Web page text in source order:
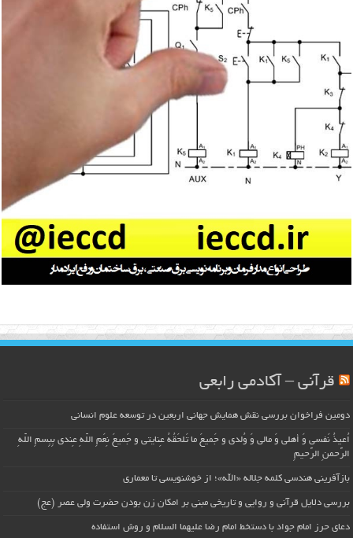
قرآنی – آکادمی رابعی
دومین فراخوان بررسی نقش همایش جهانی اربعین در توسعه علوم انسانی
اُعیذُ نَفسی وَ أهلی وَ مالی وَ وُلدی و جَمیعَ ما تَلحَقُهُ عِنایتی و جَمیعَ نِعَمِ اللّهِ عِندی بِبِسمِ اللّهِ
الرَّحمنِ الرَّحیمِ
بازآفرینی هندسی کلمه جلاله «الله»؛ از خوشنویسی تا معماری
بررسی دلایل قرآنی و روایی و تاریخی مبنی بر امکان زن بودن حضرت ولی عصر (عج)
دعای حرز امام جواد با دستخط امام رضا علیهما السلام و روش استفاده